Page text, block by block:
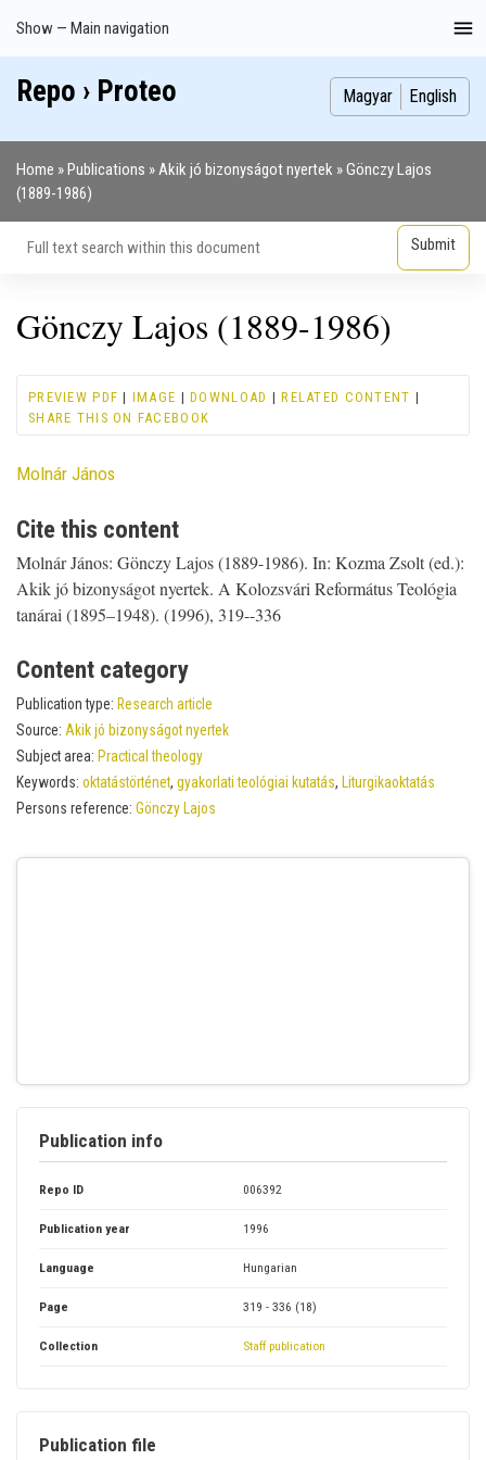
Main
navigation
Show — Main navigation
Index
Publications
Theses
Images
Contributors
Repo › Proteo Magyar English
Breadcrumb
Home Publications Akik jó bizonyságot nyertek
Gönczy Lajos
(1889-1986)
Gönczy Lajos (1889-1986)
PREVIEW PDF | IMAGE |DOWNLOAD |RELATED CONTENT |
SHARE THIS ON FACEBOOK
Contributor
Molnár János
Cite this content
Molnár János: Gönczy Lajos (1889-1986). In: Kozma Zsolt (ed.):
Akik jó bizonyságot nyertek. A Kolozsvári Református Teológia
tanárai (1895–1948). (1996), 319--336
Content category
Publication type: Research article
Source: Akik jó bizonyságot nyertek
Subject area: Practical theology
Keywords: oktatástörténet, gyakorlati teológiai kutatás,
Liturgikaoktatás
Persons reference: Gönczy Lajos
Publication info
Repo ID 006392
Publication year 1996
Language Hungarian
Page 319 - 336 (18)
Collection Staff publication
Publication file